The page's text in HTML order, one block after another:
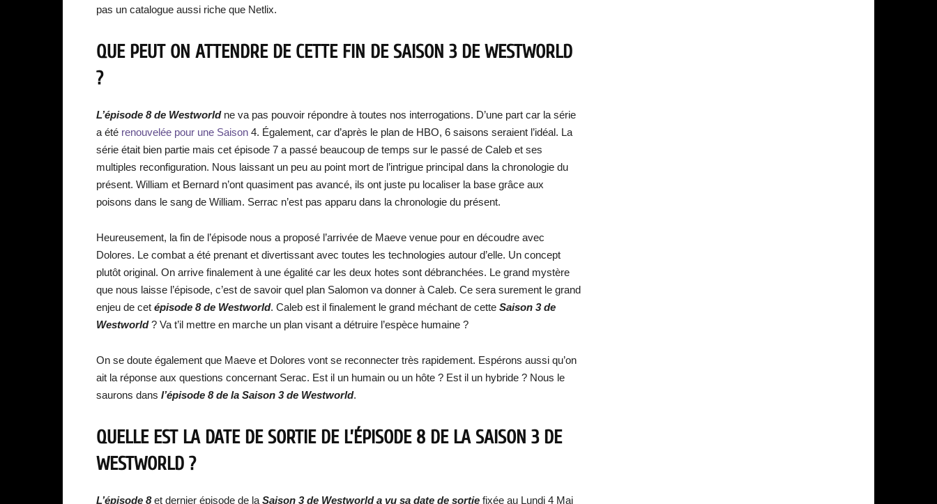
pas un catalogue aussi riche que Netlix.
QUE PEUT ON ATTENDRE DE CETTE FIN DE SAISON 3 DE WESTWORLD
?
L’épisode 8 de Westworld ne va pas pouvoir répondre à toutes nos interrogations. D’une part car la série
a été renouvelée pour une Saison 4. Également, car d’après le plan de HBO, 6 saisons seraient l’idéal. La
série était bien partie mais cet épisode 7 a passé beaucoup de temps sur le passé de Caleb et ses
multiples reconfiguration. Nous laissant un peu au point mort de l’intrigue principal dans la chronologie du
présent. William et Bernard n’ont quasiment pas avancé, ils ont juste pu localiser la base grâce aux
poisons dans le sang de William. Serrac n’est pas apparu dans la chronologie du présent.
Heureusement, la fin de l’épisode nous a proposé l’arrivée de Maeve venue pour en découdre avec
Dolores. Le combat a été prenant et divertissant avec toutes les technologies autour d’elle. Un concept
plutôt original. On arrive finalement à une égalité car les deux hotes sont débranchées. Le grand mystère
que nous laisse l’épisode, c’est de savoir quel plan Salomon va donner à Caleb. Ce sera surement le grand
enjeu de cet épisode 8 de Westworld. Caleb est il finalement le grand méchant de cette Saison 3 de
Westworld? Va t’il mettre en marche un plan visant a détruire l’espèce humaine ?
On se doute également que Maeve et Dolores vont se reconnecter très rapidement. Espérons aussi qu’on
ait la réponse aux questions concernant Serac. Est il un humain ou un hôte ? Est il un hybride ? Nous le
saurons dans l’épisode 8 de la Saison 3 de Westworld.
QUELLE EST LA DATE DE SORTIE DE L’ÉPISODE 8 DE LA SAISON 3 DE
WESTWORLD ?
L’épisode 8et dernier épisode de la Saison 3 de Westworld a vu sa date de sortie fixée au Lundi 4 Mai